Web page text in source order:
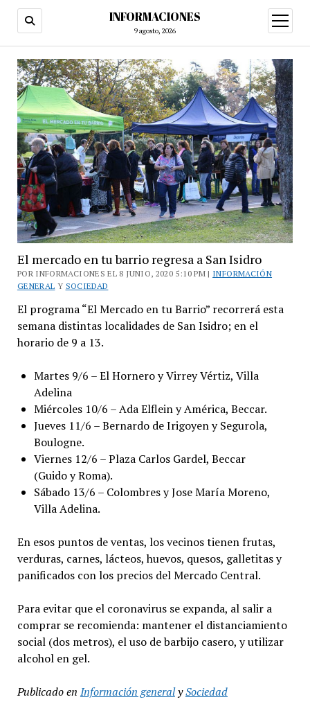
INFORMACIONES
9 agosto, 2026
abrir
menú
El mercado en tu barrio regresa a San Isidro
POR INFORMACIONES EL 8 JUNIO, 2020 5:10 PM | INFORMACIÓN
GENERAL Y SOCIEDAD
El programa “El Mercado en tu Barrio” recorrerá esta
semana distintas localidades de San Isidro; en el
horario de 9 a 13.
Martes 9/6 – El Hornero y Virrey Vértiz, Villa
Adelina
Miércoles 10/6 – Ada Elflein y América, Beccar.
Jueves 11/6 – Bernardo de Irigoyen y Segurola,
Boulogne.
Viernes 12/6 – Plaza Carlos Gardel, Beccar
(Guido y Roma).
Sábado 13/6 – Colombres y Jose María Moreno,
Villa Adelina.
En esos puntos de ventas, los vecinos tienen frutas,
verduras, carnes, lácteos, huevos, quesos, galletitas y
panificados con los precios del Mercado Central.
Para evitar que el coronavirus se expanda, al salir a
comprar se recomienda: mantener el distanciamiento
social (dos metros), el uso de barbijo casero, y utilizar
alcohol en gel.
Publicado en Información generalySociedad